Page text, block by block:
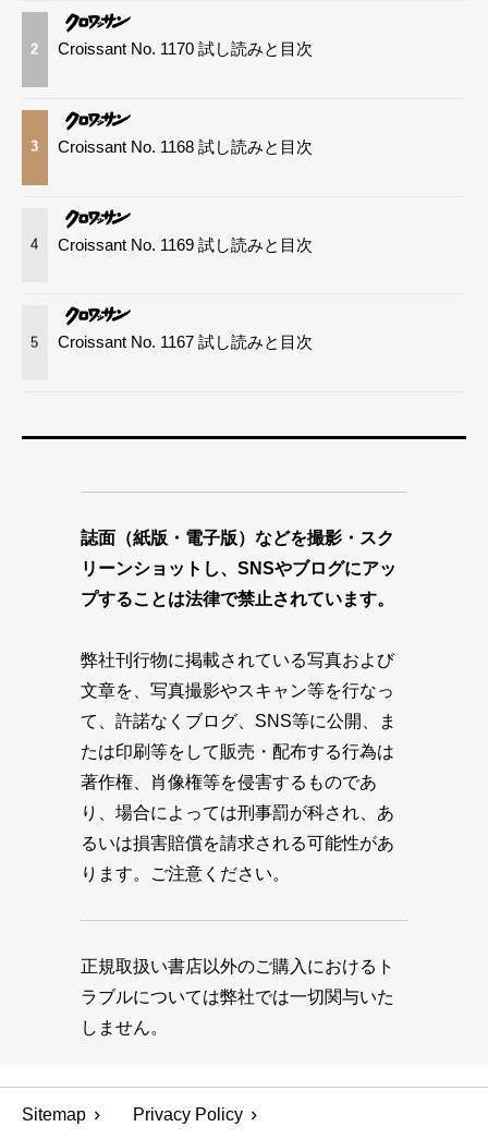
2 Croissant No. 1170 試し読みと目次
3 Croissant No. 1168 試し読みと目次
4 Croissant No. 1169 試し読みと目次
5 Croissant No. 1167 試し読みと目次
誌面（紙版・電子版）などを撮影・スク
リーンショットし、SNSやブログにアッ
プすることは法律で禁止されています。
弊社刊行物に掲載されている写真および
文章を、写真撮影やスキャン等を行なっ
て、許諾なくブログ、SNS等に公開、ま
たは印刷等をして販売・配布する行為は
著作権、肖像権等を侵害するものであ
り、場合によっては刑事罰が科され、あ
るいは損害賠償を請求される可能性があ
ります。ご注意ください。
正規取扱い書店以外のご購入におけるト
ラブルについては弊社では一切関与いた
しません。
Sitemap Privacy Policy